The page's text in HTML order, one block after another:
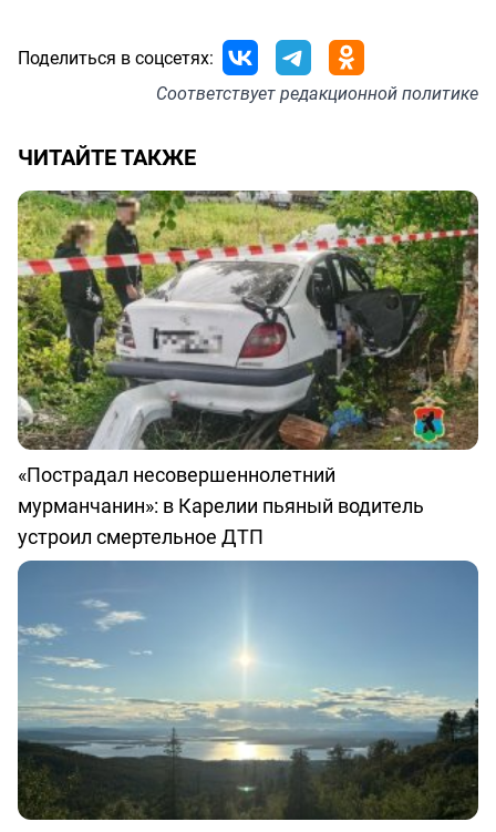
Поделиться в соцсетях:
Соответствуетредакционной политике
ЧИТАЙТЕ ТАКЖЕ
«Пострадал несовершеннолетний
мурманчанин»: в Карелии пьяный водитель
устроил смертельное ДТП